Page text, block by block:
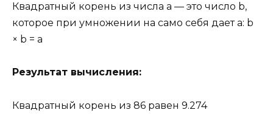
Квадратный корень из числа a — это число b,
которое при умножении на само себя дает a: b
× b = a
Результат вычисления:
Квадратный корень из 86 равен 9.274